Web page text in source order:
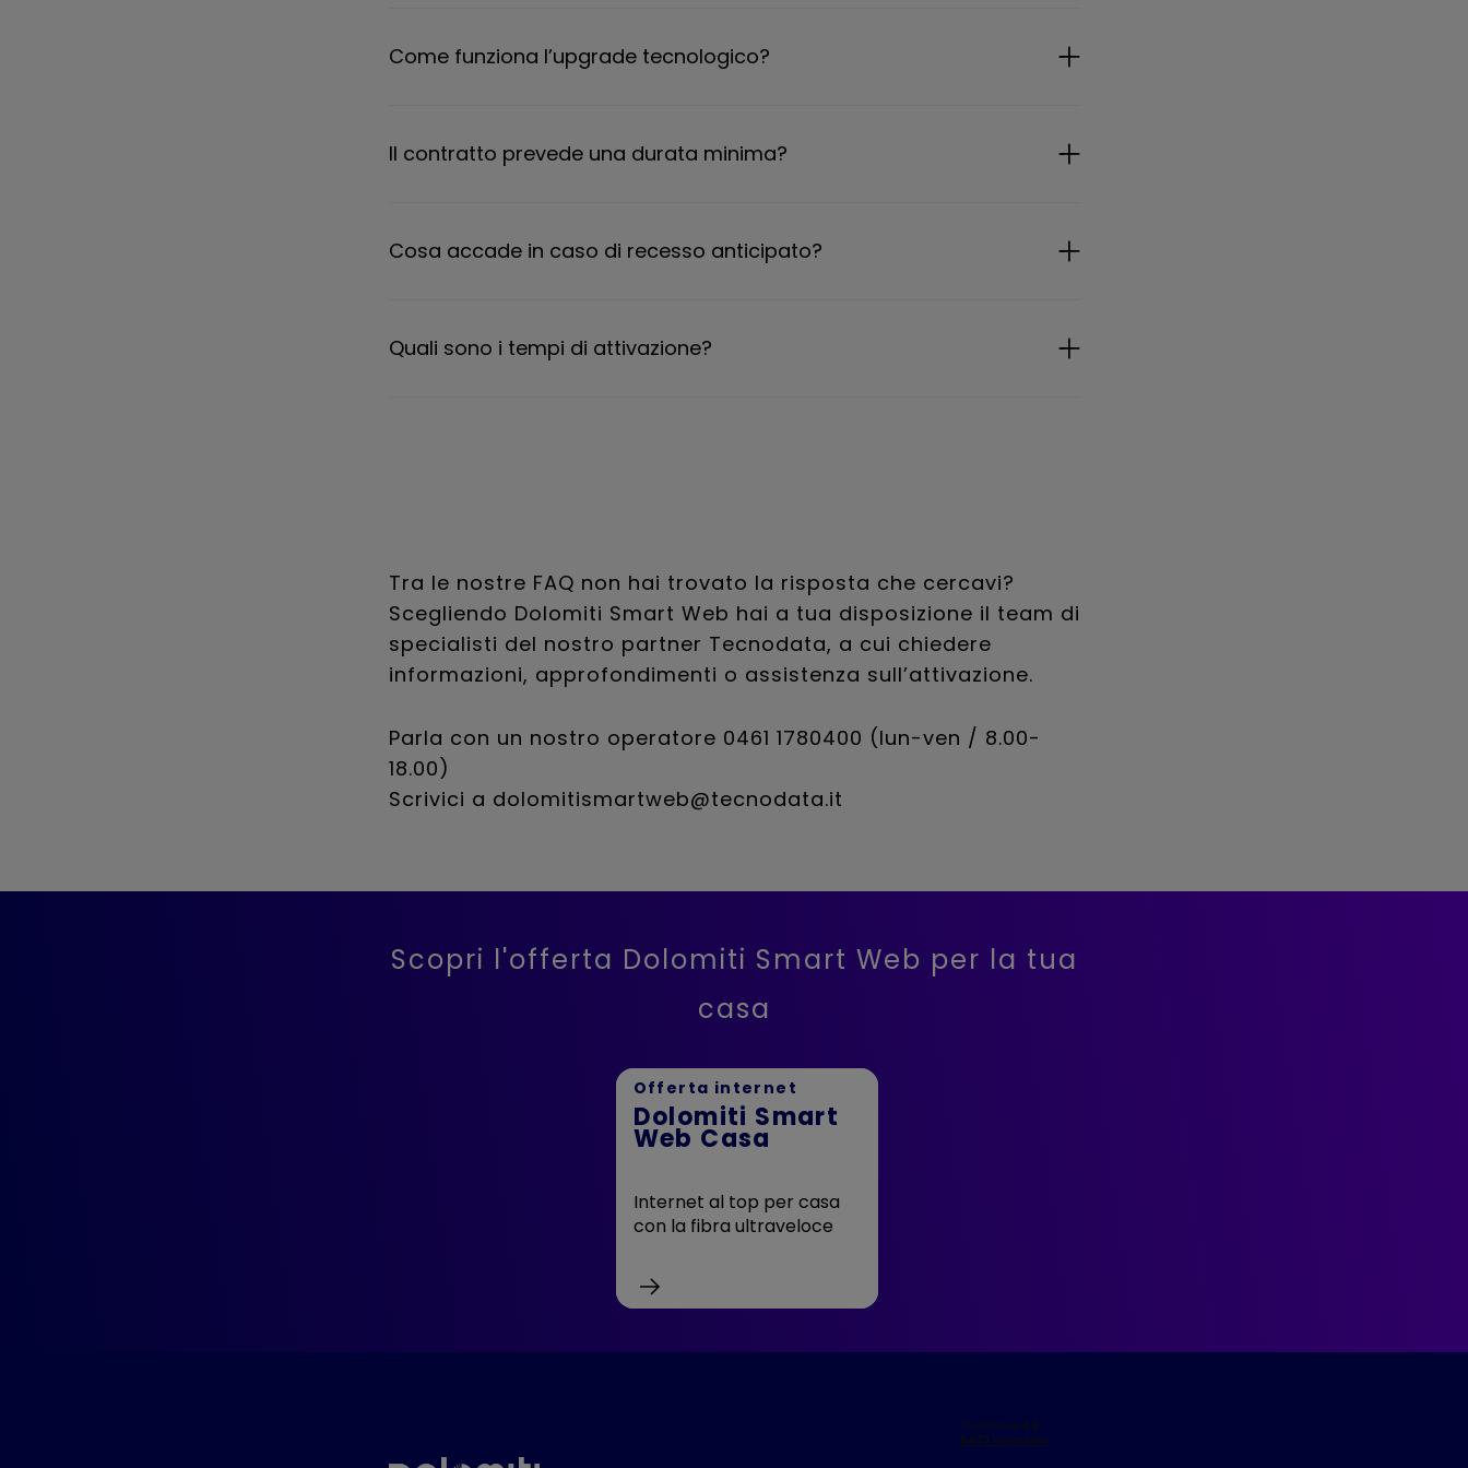
Come funziona l’upgrade tecnologico?
Il contratto prevede una durata minima?
Cosa accade in caso di recesso anticipato?
Quali sono i tempi di attivazione?
Tra le nostre FAQ non hai trovato la risposta che cercavi?
Scegliendo Dolomiti Smart Web hai a tua disposizione il team di
specialisti del nostro partner Tecnodata, a cui chiedere
informazioni, approfondimenti o assistenza sull’attivazione.
Parla con un nostro operatore 0461 1780400 (lun-ven / 8.00-
18.00)
Scrivici a dolomitismartweb@tecnodata.it
Scopri l'offerta Dolomiti Smart Web per la tua
casa
Offerta internet
Dolomiti Smart
Web Casa
Internet al top per casa
con la fibra ultraveloce